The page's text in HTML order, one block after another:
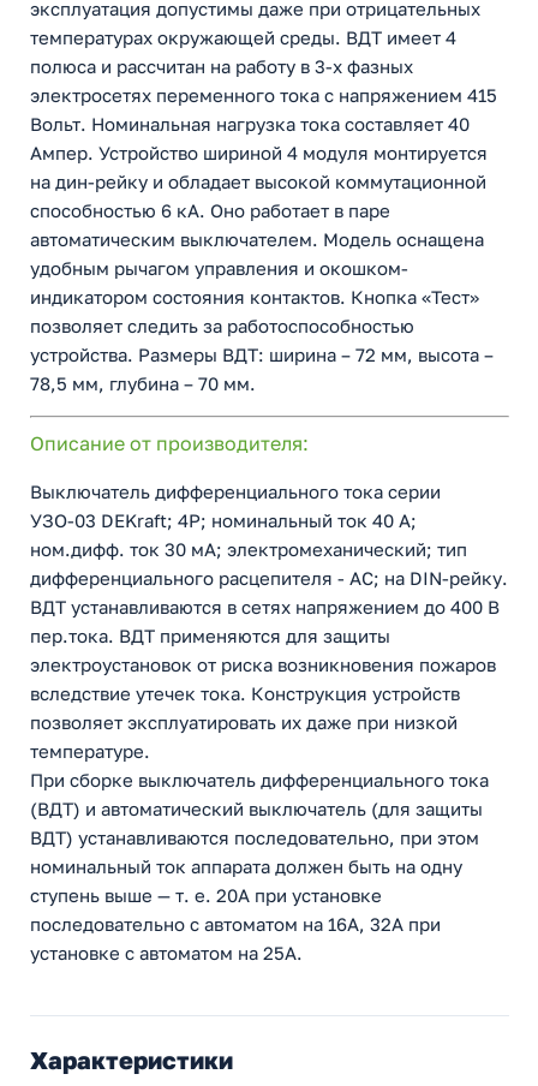
эксплуатация допустимы даже при отрицательных
температурах окружающей среды. ВДТ имеет 4
полюса и рассчитан на работу в 3-х фазных
электросетях переменного тока с напряжением 415
Вольт. Номинальная нагрузка тока составляет 40
Ампер. Устройство шириной 4 модуля монтируется
на дин-рейку и обладает высокой коммутационной
способностью 6 кА. Оно работает в паре
автоматическим выключателем. Модель оснащена
удобным рычагом управления и окошком-
индикатором состояния контактов. Кнопка «Тест»
позволяет следить за работоспособностью
устройства. Размеры ВДТ: ширина – 72 мм, высота –
78,5 мм, глубина – 70 мм.
Описание от производителя:
Выключатель дифференциального тока серии
УЗО-03 DEKraft; 4P; номинальный ток 40 А;
ном.дифф. ток 30 мА; электромеханический; тип
дифференциального расцепителя - AC; на DIN-рейку.
ВДТ устанавливаются в сетях напряжением до 400 В
пер.тока. ВДТ применяются для защиты
электроустановок от риска возникновения пожаров
вследствие утечек тока. Конструкция устройств
позволяет эксплуатировать их даже при низкой
температуре.
При сборке выключатель дифференциального тока
(ВДТ) и автоматический выключатель (для защиты
ВДТ) устанавливаются последовательно, при этом
номинальный ток аппарата должен быть на одну
ступень выше — т. е. 20А при установке
последовательно с автоматом на 16А, 32А при
установке с автоматом на 25А.
Характеристики